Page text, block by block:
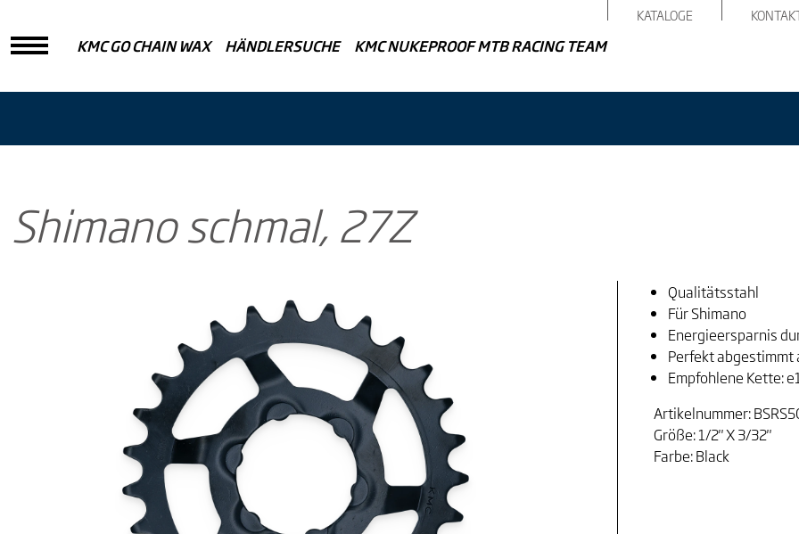
KMC GO CHAIN WAX HÄNDLERSUCHE KMC NUKEPROOF MTB RACING TEAM
KATALOGE
Shimano schmal, 27Z
Qualitätsstahl
Für Shimano
Energieersparnis
Perfekt abgestimmt
Empfohlene Kette:
Artikelnummer:
Größe: 1/2" X 3/32"
Farbe: Black